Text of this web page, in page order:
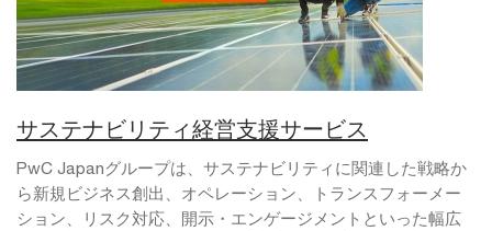
サステナビリティ経営支援サービス
PwC Japanグループは、サステナビリティに関連した戦略か
ら新規ビジネス創出、オペレーション、トランスフォーメー
ション、リスク対応、開示・エンゲージメントといった幅広